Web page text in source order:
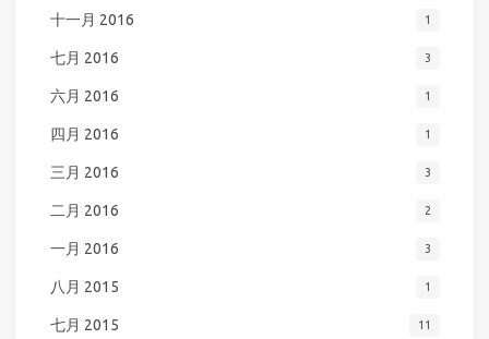
十一月 2016 1
七月 2016 3
六月 2016 1
四月 2016 1
三月 2016 3
二月 2016 2
一月 2016 3
八月 2015 1
七月 2015 11